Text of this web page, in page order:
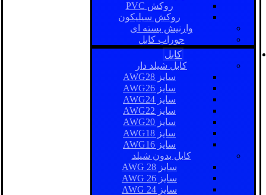
روکش PVC
روکش سیلیکون
وارنیش بسته ای
جوراب کابل
کابل
کابل شیلد دار
سایز AWG28
سایز AWG26
سایز AWG24
سایز AWG22
سایز AWG20
سایز AWG18
سایز AWG16
کابل بدون شیلد
سایز AWG 28
سایز AWG 26
سایز AWG 24